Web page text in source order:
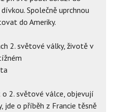
Společně uprchnou
do Ameriky.
2. světové války, životě v
2. světové válce, objevují
jde o příběh z Francie těsně